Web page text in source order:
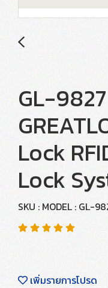
GL-9827
Lock
Lock
SKU : MODEL : GL-
เพิ่มรายการโปรด